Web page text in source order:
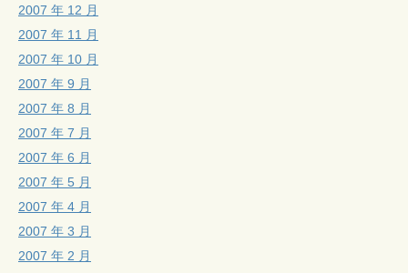
2007 年 12 月
2007 年 11 月
2007 年 10 月
2007 年 9 月
2007 年 8 月
2007 年 7 月
2007 年 6 月
2007 年 5 月
2007 年 4 月
2007 年 3 月
2007 年 2 月